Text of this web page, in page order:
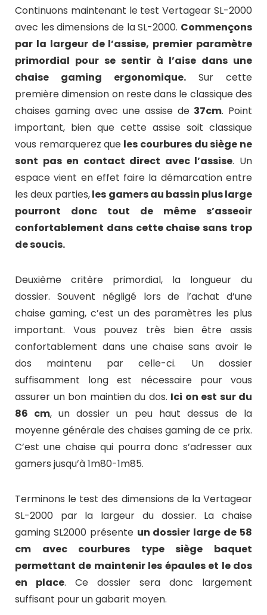
Continuons maintenant le test Vertagear SL-2000
avec les dimensions de la SL-2000. Commençons
par la largeur de l’assise, premier paramètre
primordial pour se sentir à l’aise dans une
chaise gaming ergonomique. Sur cette
première dimension on reste dans le classique des
chaises gaming avec une assise de 37cm. Point
important, bien que cette assise soit classique
vous remarquerez que les courbures du siège ne
sont pas en contact direct avec l’assise. Un
espace vient en effet faire la démarcation entre
les deux parties,les gamers au bassin plus large
pourront donc tout de même s’asseoir
confortablement dans cette chaise sans trop
de soucis.
Deuxième critère primordial, la longueur du
dossier. Souvent négligé lors de l’achat d’une
chaise gaming, c’est un des paramètres les plus
important. Vous pouvez très bien être assis
confortablement dans une chaise sans avoir le
dos maintenu par celle-ci. Un dossier
suffisamment long est nécessaire pour vous
assurer un bon maintien du dos. Ici on est sur du
86 cm, un dossier un peu haut dessus de la
moyenne générale des chaises gaming de ce prix.
C’est une chaise qui pourra donc s’adresser aux
gamers jusqu’à 1m80-1m85.
Terminons le test des dimensions de la Vertagear
SL-2000 par la largeur du dossier. La chaise
gaming SL2000 présente un dossier large de 58
cm avec courbures type siège baquet
permettant de maintenir les épaules et le dos
en place. Ce dossier sera donc largement
suffisant pour un gabarit moyen.